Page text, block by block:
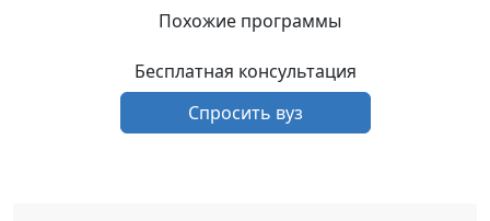
Похожие программы
Бесплатная консультация
Спросить вуз